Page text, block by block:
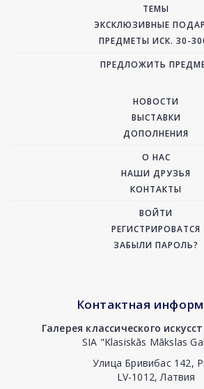
ТЕМЫ
ЭКСКЛЮЗИВНЫЕ
ПРЕДМЕТЫ ИСК. 30-
ПРЕДЛОЖИТЬ
НОВОСТИ
ВЫСТАВКИ
ДОПОЛНЕНИЯ
О НАС
НАШИ ДРУЗЬЯ
КОНТАКТЫ
ВОЙТИ
РЕГИСТРИРОВАТСЯ
ЗАБЫЛИ ПАРОЛЬ?
Контактная
Галерея классического
SIA "Klasiskās Mākslas
Улица Бривибас 142,
LV-1012, Латвия